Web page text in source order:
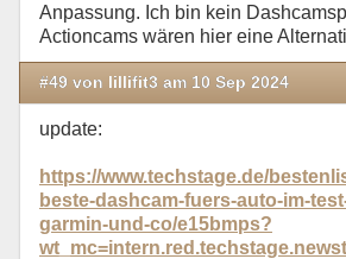
Anpassung. Ich bin kein
Actioncams wären hier eine
#49 von lillifit3 am 10 Sep 2024
update:
https://www.techstage.de/
beste-dashcam-fuers-auto-im-
garmin-und-co/e15bmps?